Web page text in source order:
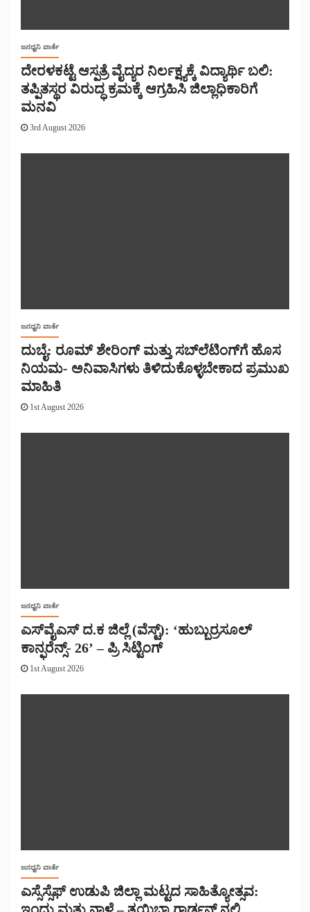
ಜನಧ್ವನಿ ವಾರ್ತೆ
ದೇರಳಕಟ್ಟೆ ಆಸ್ಪತ್ರೆ ವೈದ್ಯರ ನಿರ್ಲಕ್ಷ್ಯಕ್ಕೆ ವಿದ್ಯಾರ್ಥಿ ಬಲಿ:
ತಪ್ಪಿತಸ್ಥರ ವಿರುದ್ಧ ಕ್ರಮಕ್ಕೆ ಆಗ್ರಹಿಸಿ ಜಿಲ್ಲಾಧಿಕಾರಿಗೆ
ಮನವಿ
3rd August 2026
ಜನಧ್ವನಿ ವಾರ್ತೆ
ದುಬೈ: ರೂಮ್ ಶೇರಿಂಗ್ ಮತ್ತು ಸಬ್‌ಲೆಟಿಂಗ್‌ಗೆ ಹೊಸ
ನಿಯಮ- ಅನಿವಾಸಿಗಳು ತಿಳಿದುಕೊಳ್ಳಬೇಕಾದ ಪ್ರಮುಖ
ಮಾಹಿತಿ
1st August 2026
ಜನಧ್ವನಿ ವಾರ್ತೆ
ಎಸ್‌ವೈಎಸ್ ದ.ಕ ಜಿಲ್ಲೆ (ವೆಸ್ಟ್): ‘ಹುಬ್ಬುರ್ರಸೂಲ್
ಕಾನ್ಫರೆನ್ಸ್- 26’ – ಪ್ರಿ ಸಿಟ್ಟಿಂಗ್
1st August 2026
ಜನಧ್ವನಿ ವಾರ್ತೆ
ಎಸ್ಸೆಸ್ಸೆಫ್ ಉಡುಪಿ ಜಿಲ್ಲಾ ಮಟ್ಟದ ಸಾಹಿತ್ಯೋತ್ಸವ: